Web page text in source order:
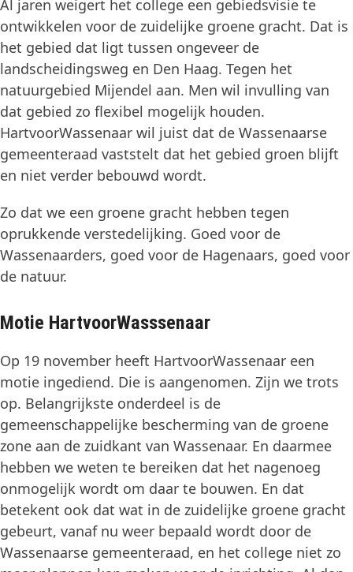
Al jaren weigert het college een gebiedsvisie te
ontwikkelen voor de zuidelijke groene gracht. Dat is
het gebied dat ligt tussen ongeveer de
landscheidingsweg en Den Haag. Tegen het
natuurgebied Mijendel aan. Men wil invulling van
dat gebied zo flexibel mogelijk houden.
HartvoorWassenaar wil juist dat de Wassenaarse
gemeenteraad vaststelt dat het gebied groen blijft
en niet verder bebouwd wordt.
Zo dat we een groene gracht hebben tegen
oprukkende verstedelijking. Goed voor de
Wassenaarders, goed voor de Hagenaars, goed voor
de natuur.
Motie HartvoorWasssenaar
Op 19 november heeft HartvoorWassenaar een
motie ingediend. Die is aangenomen. Zijn we trots
op. Belangrijkste onderdeel is de
gemeenschappelijke bescherming van de groene
zone aan de zuidkant van Wassenaar. En daarmee
hebben we weten te bereiken dat het nagenoeg
onmogelijk wordt om daar te bouwen. En dat
betekent ook dat wat in de zuidelijke groene gracht
gebeurt, vanaf nu weer bepaald wordt door de
Wassenaarse gemeenteraad, en het college niet zo